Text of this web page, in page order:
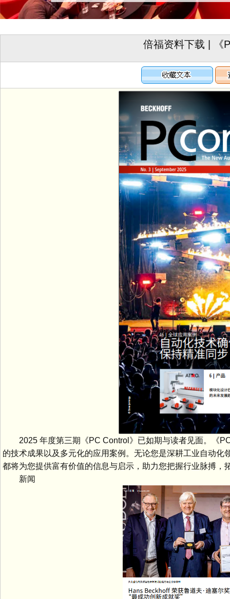
倍福资料下载 | 《
2025 年度第三期《PC Control》已如期与读者见面。《
的技术成果以及多元化的应用案例。无论您是深耕工业自动
都将为您提供富有价值的信息与启示，助力您把握行业脉搏，
新闻